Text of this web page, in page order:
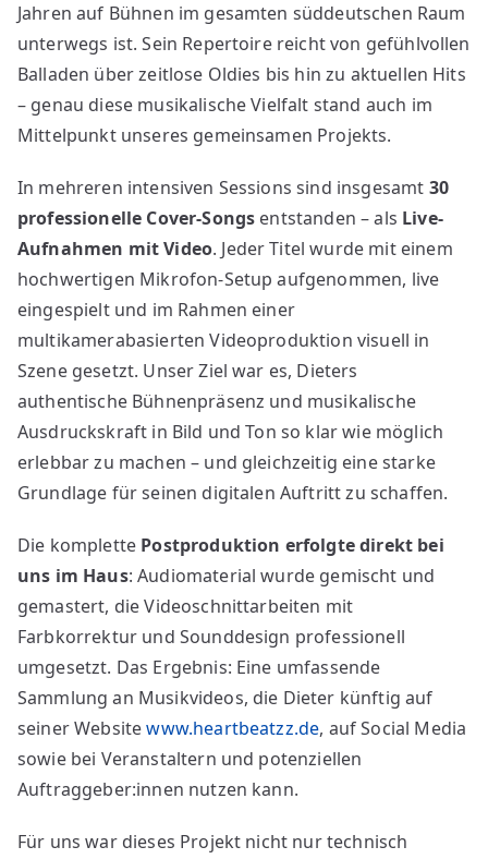
Jahren auf Bühnen im gesamten süddeutschen Raum
unterwegs ist. Sein Repertoire reicht von gefühlvollen
Balladen über zeitlose Oldies bis hin zu aktuellen Hits
– genau diese musikalische Vielfalt stand auch im
Mittelpunkt unseres gemeinsamen Projekts.
In mehreren intensiven Sessions sind insgesamt 30
professionelle Cover-Songs entstanden – als Live-
Aufnahmen mit Video. Jeder Titel wurde mit einem
hochwertigen Mikrofon-Setup aufgenommen, live
eingespielt und im Rahmen einer
multikamerabasierten Videoproduktion visuell in
Szene gesetzt. Unser Ziel war es, Dieters
authentische Bühnenpräsenz und musikalische
Ausdruckskraft in Bild und Ton so klar wie möglich
erlebbar zu machen – und gleichzeitig eine starke
Grundlage für seinen digitalen Auftritt zu schaffen.
Die komplette Postproduktion erfolgte direkt bei
uns im Haus: Audiomaterial wurde gemischt und
gemastert, die Videoschnittarbeiten mit
Farbkorrektur und Sounddesign professionell
umgesetzt. Das Ergebnis: Eine umfassende
Sammlung an Musikvideos, die Dieter künftig auf
seiner Websitewww.heartbeatzz.de, auf Social Media
sowie bei Veranstaltern und potenziellen
Auftraggeber:innen nutzen kann.
Für uns war dieses Projekt nicht nur technisch